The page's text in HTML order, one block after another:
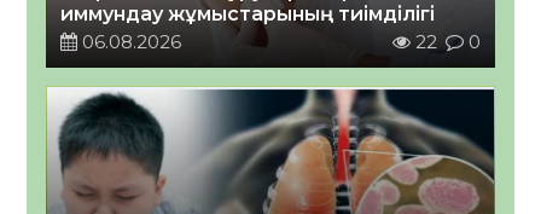
иммундау жұмыстарының тиімділігі
06.08.2026
22 0